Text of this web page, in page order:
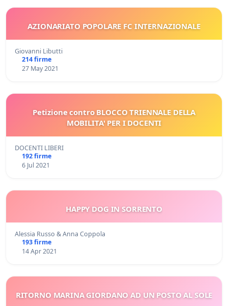
AZIONARIATO POPOLARE FC INTERNAZIONALE
Giovanni Libutti
214 firme
27 May 2021
Petizione contro BLOCCO TRIENNALE DELLA
MOBILITA' PER I DOCENTI
DOCENTI LIBERI
192 firme
6 Jul 2021
HAPPY DOG IN SORRENTO
Alessia Russo & Anna Coppola
193 firme
14 Apr 2021
RITORNO MARINA GIORDANO AD UN POSTO AL SOLE